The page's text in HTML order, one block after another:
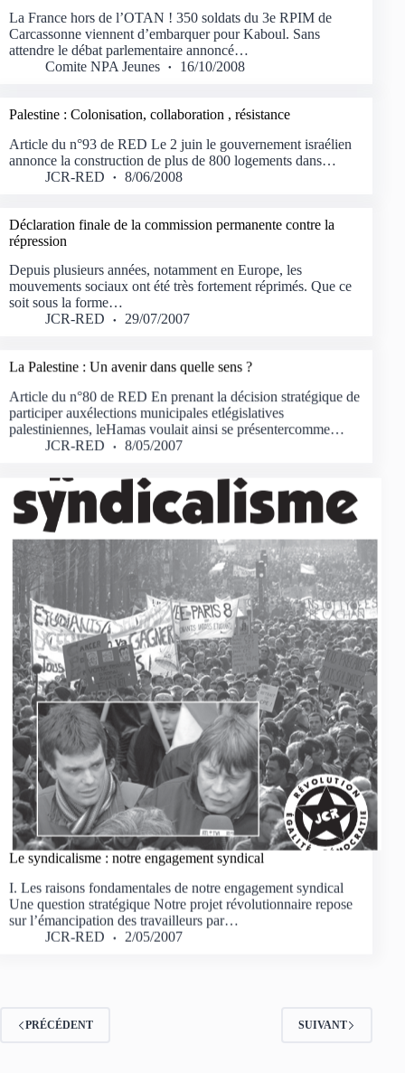
La France hors de l’OTAN ! 350 soldats du 3e RPIM de
Carcassonne viennent d’embarquer pour Kaboul. Sans
attendre le débat parlementaire annoncé…
Comite NPA Jeunes
16/10/2008
Palestine : Colonisation, collaboration , résistance
Article du n°93 de RED Le 2 juin le gouvernement israélien
annonce la construction de plus de 800 logements dans…
JCR-RED
8/06/2008
Déclaration finale de la commission permanente contre la
répression
Depuis plusieurs années, notamment en Europe, les
mouvements sociaux ont été très fortement réprimés. Que ce
soit sous la forme…
JCR-RED
29/07/2007
La Palestine : Un avenir dans quelle sens ?
Article du n°80 de RED En prenant la décision stratégique de
participer auxélections municipales etlégislatives
palestiniennes, leHamas voulait ainsi se présentercomme…
JCR-RED
8/05/2007
Le syndicalisme : notre engagement syndical
I. Les raisons fondamentales de notre engagement syndical
Une question stratégique Notre projet révolutionnaire repose
sur l’émancipation des travailleurs par…
JCR-RED
2/05/2007
PRÉCÉDENT SUIVANT